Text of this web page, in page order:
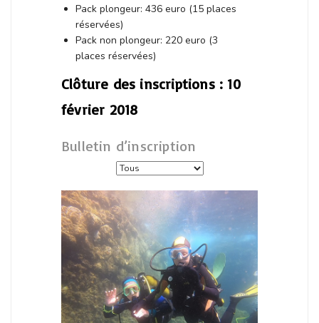
Pack plongeur: 436 euro (15 places
réservées)
Pack non plongeur: 220 euro (3
places réservées)
Clôture des inscriptions : 10
février 2018
Bulletin d’inscription